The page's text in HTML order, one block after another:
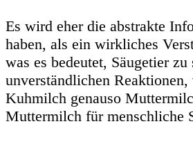
Es wird eher die abstrakte
haben, als ein wirkliches
was es bedeutet, Säugetier
unverständlichen
Kuhmilch genauso
Muttermilch für menschliche